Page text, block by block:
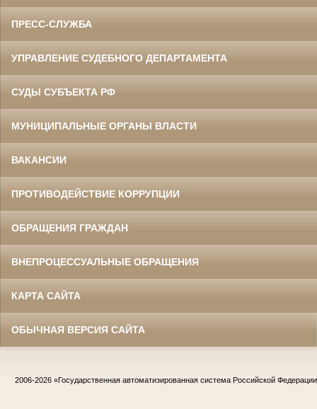
ПРЕСС-СЛУЖБА
УПРАВЛЕНИЕ СУДЕБНОГО ДЕПАРТАМЕНТА
СУДЫ СУБЪЕКТА РФ
МУНИЦИПАЛЬНЫЕ ОРГАНЫ ВЛАСТИ
ВАКАНСИИ
ПРОТИВОДЕЙСТВИЕ КОРРУПЦИИ
ОБРАЩЕНИЯ ГРАЖДАН
ВНЕПРОЦЕССУАЛЬНЫЕ ОБРАЩЕНИЯ
КАРТА САЙТА
ОБЫЧНАЯ ВЕРСИЯ САЙТА
2006-2026 «Государственная автоматизированная система Российской